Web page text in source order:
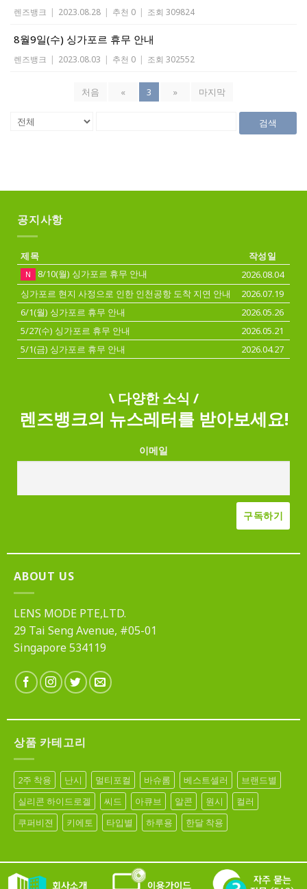
렌즈뱅크 | 2023.08.28 | 추천 0 | 조회 309824
8월9일(수) 싱가포르 휴무 안내
렌즈뱅크 | 2023.08.03 | 추천 0 | 조회 302552
처음 « 3 » 마지막
검색
공지사항
제목 작성일
N 8/10(월) 싱가포르 휴무 안내
2026.08.04
싱가포르 현지 사정으로 인한 인천공항 도착 지연 안내
2026.07.19
6/1(월) 싱가포르 휴무 안내
2026.05.26
5/27(수) 싱가포르 휴무 안내
2026.05.21
5/1(금) 싱가포르 휴무 안내
2026.04.27
\ 다양한 소식 /
렌즈뱅크의 뉴스레터를 받아보세요!
이메일
ABOUT US
LENS MODE PTE,LTD.
29 Tai Seng Avenue, #05-01
Singapore 534119
상품 카테고리
2주 착용 난시 멀티포컬 바슈롬 베스트셀러
브랜드별
실리콘 하이드로겔
씨드 아큐브 알콘 원시
컬러
쿠퍼비젼
키에토 타입별 하루용 한달 착용